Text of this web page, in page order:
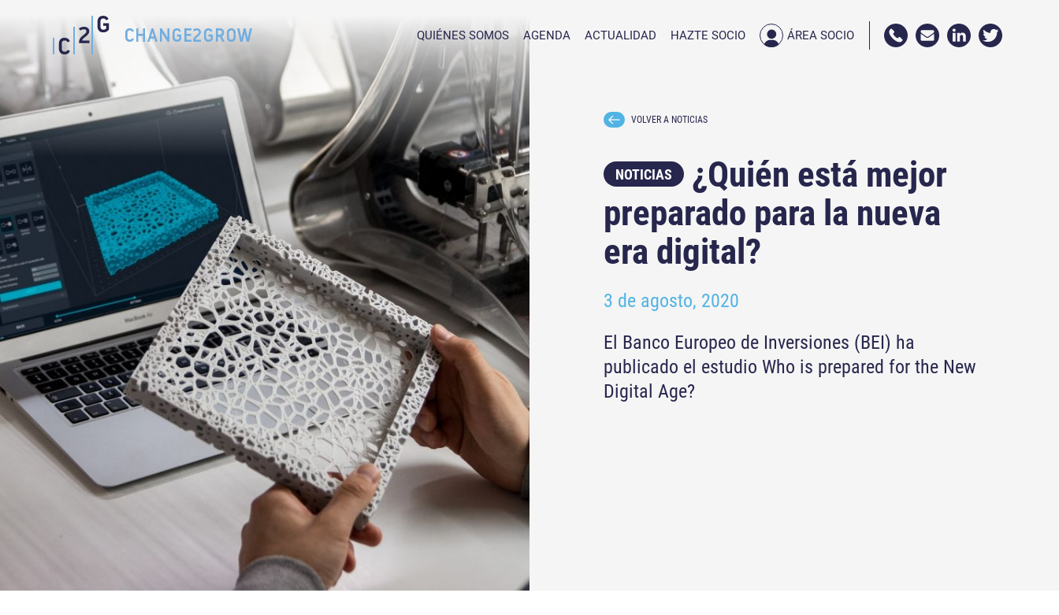
QUIÉNES SOMOS AGENDA ACTUALIDAD HAZTE SOCIO ÁREA SOCIO
VOLVER A NOTICIAS
NOTICIAS
¿Quién está mejor
preparado para la nueva
era digital?
3 de agosto, 2020
El Banco Europeo de Inversiones (BEI) ha
publicado el estudio Who is prepared for the New
Digital Age?